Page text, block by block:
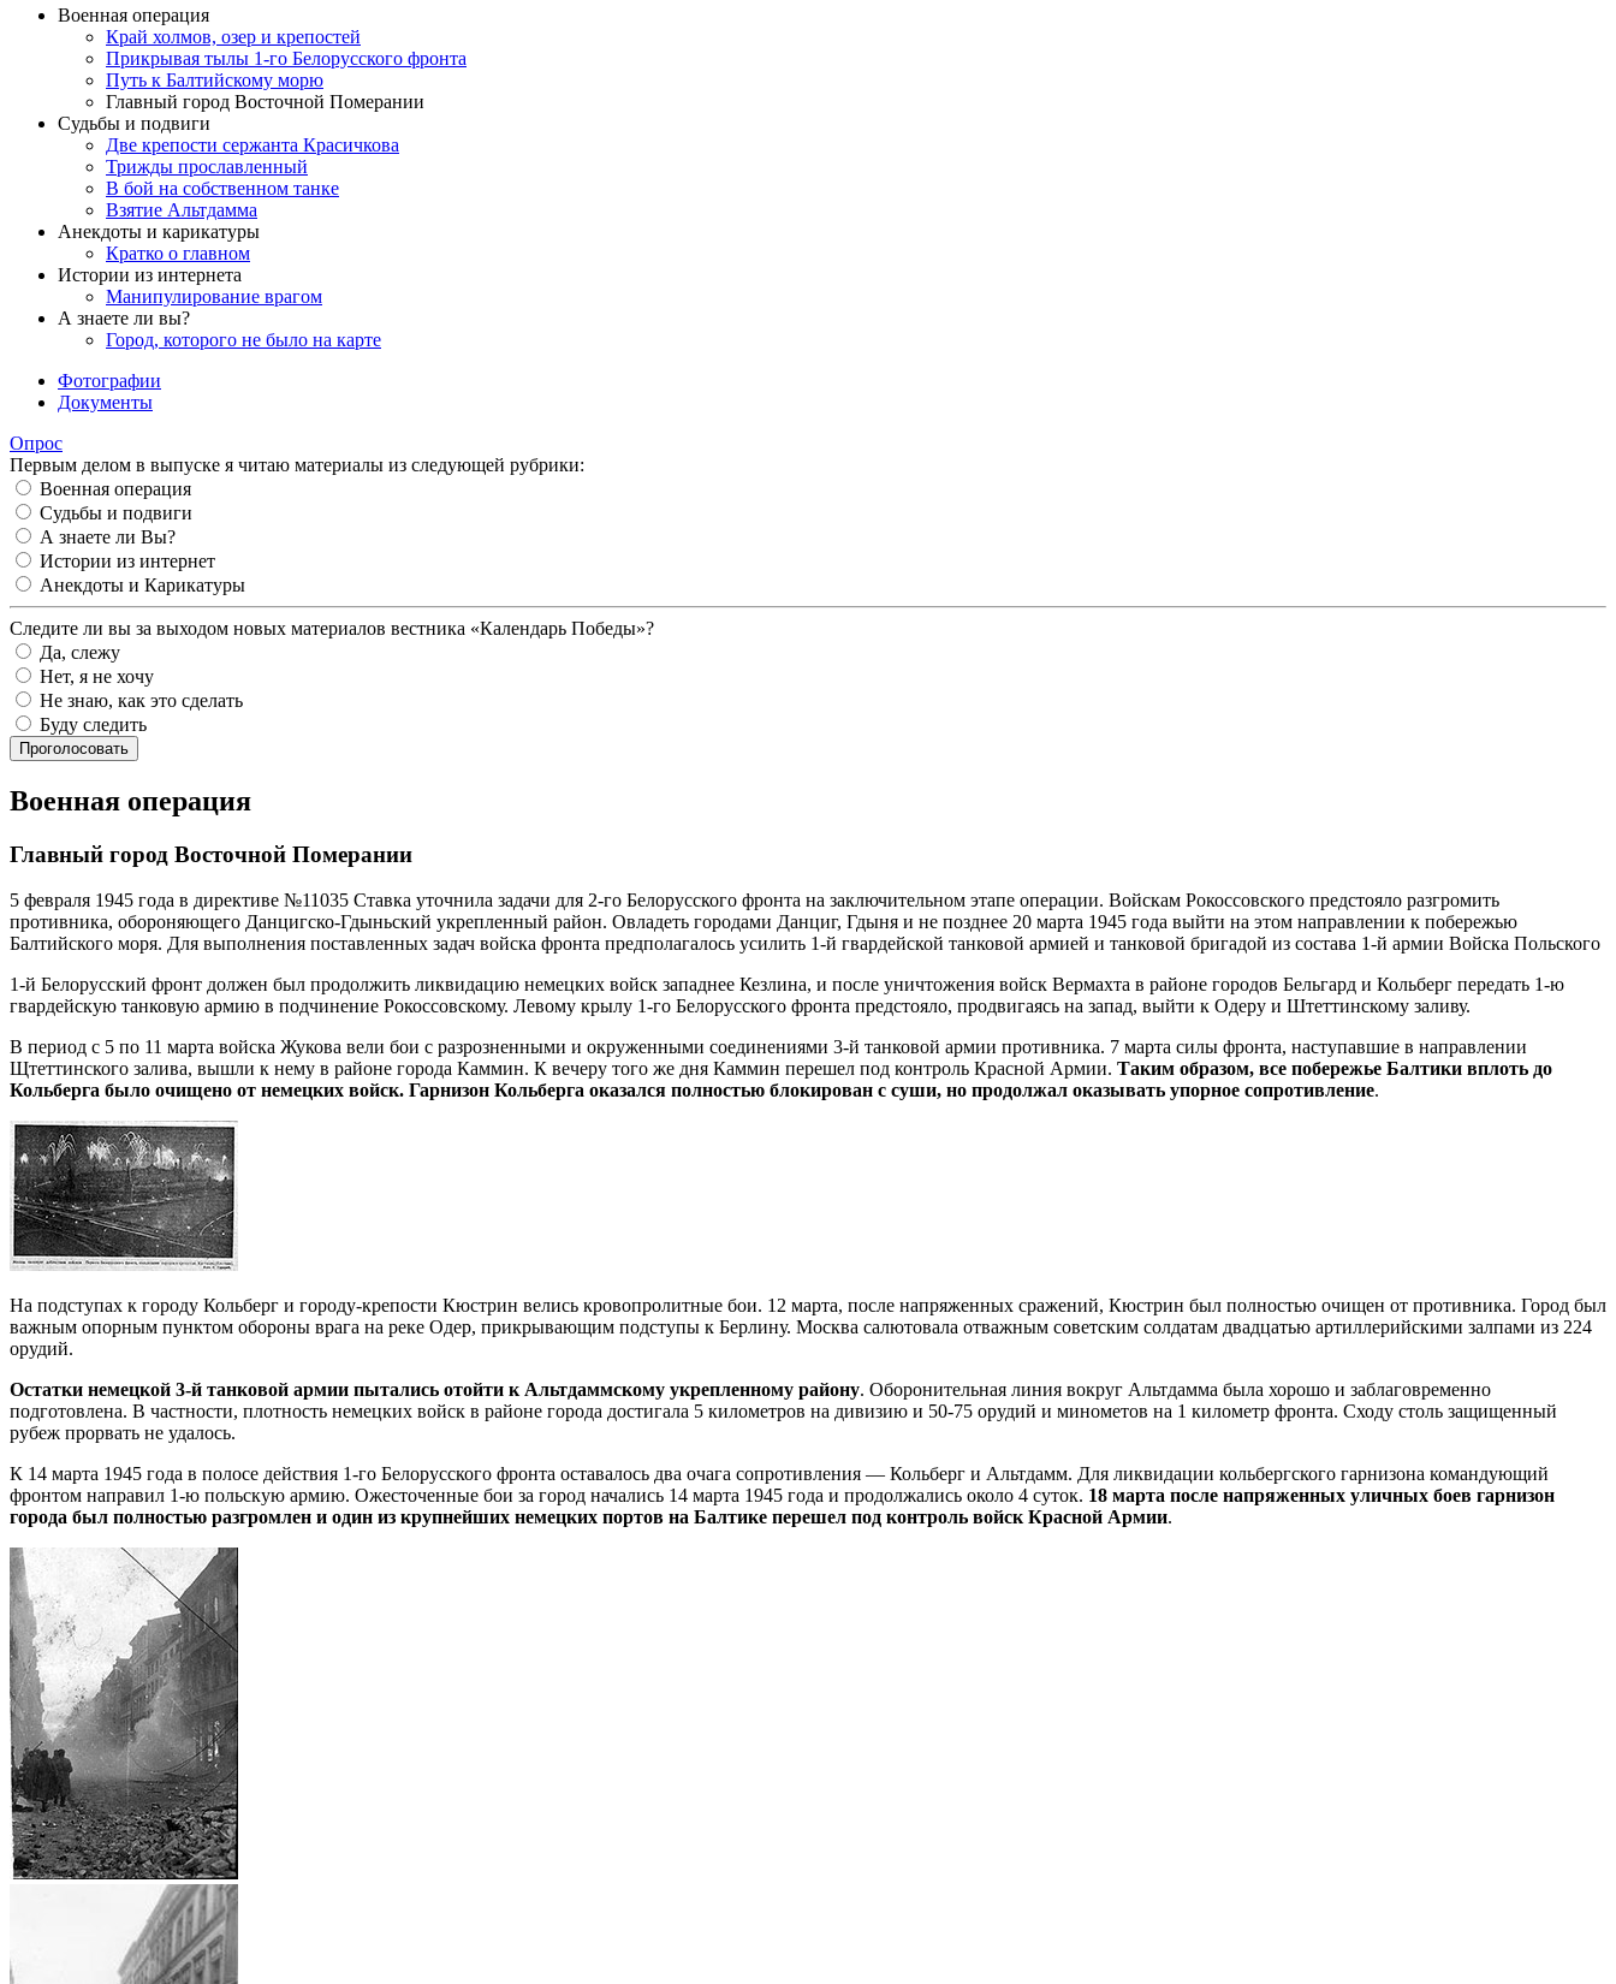
Военная операция
Край холмов, озер и крепостей
Прикрывая тылы 1-го Белорусского фронта
Путь к Балтийскому морю
Главный город Восточной Померании
Судьбы и подвиги
Две крепости сержанта Красичкова
Трижды прославленный
В бой на собственном танке
Взятие Альтдамма
Анекдоты и карикатуры
Кратко о главном
Истории из интернета
Манипулирование врагом
А знаете ли вы?
Город, которого не было на карте
Фотографии
Документы
Опрос
Первым делом в выпуске я читаю материалы из следующей рубрики:
Военная операция
Судьбы и подвиги
А знаете ли Вы?
Истории из интернет
Анекдоты и Карикатуры
Следите ли вы за выходом новых материалов вестника «Календарь Победы»?
Да, слежу
Нет, я не хочу
Не знаю, как это сделать
Буду следить
Проголосовать
Военная операция
Главный город Восточной Померании
5 февраля 1945 года в директиве №11035 Ставка уточнила задачи для 2-го Белорусского фронта на заключительном этапе операции. Войскам Рокоссовского предстояло разгромить
противника, обороняющего Данцигско-Гдыньский укрепленный район. Овладеть городами Данциг, Гдыня и не позднее 20 марта 1945 года выйти на этом направлении к побережью
Балтийского моря. Для выполнения поставленных задач войска фронта предполагалось усилить 1-й гвардейской танковой армией и танковой бригадой из состава 1-й армии Войска Польского
1-й Белорусский фронт должен был продолжить ликвидацию немецких войск западнее Кезлина, и после уничтожения войск Вермахта в районе городов Бельгард и Кольберг передать 1-ю
гвардейскую танковую армию в подчинение Рокоссовскому. Левому крылу 1-го Белорусского фронта предстояло, продвигаясь на запад, выйти к Одеру и Штеттинскому заливу.
В период с 5 по 11 марта войска Жукова вели бои с разрозненными и окруженными соединениями 3-й танковой армии противника. 7 марта силы фронта, наступавшие в направлении
Щтеттинского залива, вышли к нему в районе города Каммин. К вечеру того же дня Каммин перешел под контроль Красной Армии. Таким образом, все побережье Балтики вплоть до
Кольберга было очищено от немецких войск. Гарнизон Кольберга оказался полностью блокирован с суши, но продолжал оказывать упорное сопротивление.
На подступах к городу Кольберг и городу-крепости Кюстрин велись кровопролитные бои. 12 марта, после напряженных сражений, Кюстрин был полностью очищен от противника. Город был
важным опорным пунктом обороны врага на реке Одер, прикрывающим подступы к Берлину. Москва салютовала отважным советским солдатам двадцатью артиллерийскими залпами из 224
орудий.
Остатки немецкой 3-й танковой армии пытались отойти к Альтдаммскому укрепленному району. Оборонительная линия вокруг Альтдамма была хорошо и заблаговременно
подготовлена. В частности, плотность немецких войск в районе города достигала 5 километров на дивизию и 50-75 орудий и минометов на 1 километр фронта. Сходу столь защищенный
рубеж прорвать не удалось.
К 14 марта 1945 года в полосе действия 1-го Белорусского фронта оставалось два очага сопротивления — Кольберг и Альтдамм. Для ликвидации кольбергского гарнизона командующий
фронтом направил 1-ю польскую армию. Ожесточенные бои за город начались 14 марта 1945 года и продолжались около 4 суток. 18 марта после напряженных уличных боев гарнизон
города был полностью разгромлен и один из крупнейших немецких портов на Балтике перешел под контроль войск Красной Армии.